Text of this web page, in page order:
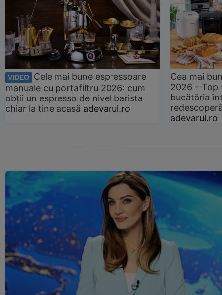
VIDEO
Cele mai bune espressoare
manuale cu portafiltru 2026: cum
obții un espresso de nivel barista
chiar la tine acasă adevarul.ro
Cea mai
2026 –
bucătăria
adevarul.ro